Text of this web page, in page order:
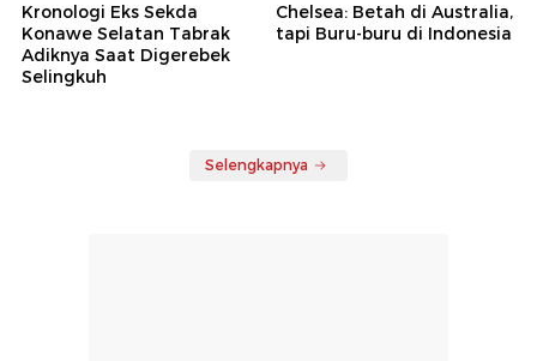
Kronologi Eks Sekda
Konawe Selatan Tabrak
Adiknya Saat Digerebek
Selingkuh
Chelsea: Betah di Australia,
tapi Buru-buru di Indonesia
Selengkapnya